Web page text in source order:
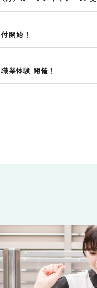
開始！
業体験 開催！